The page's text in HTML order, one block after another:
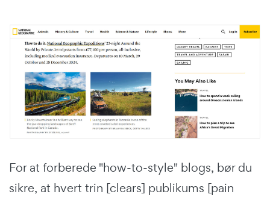
For at forberede "how-to-style" blogs, bør du
sikre, at hvert trin [clears] publikums [pain